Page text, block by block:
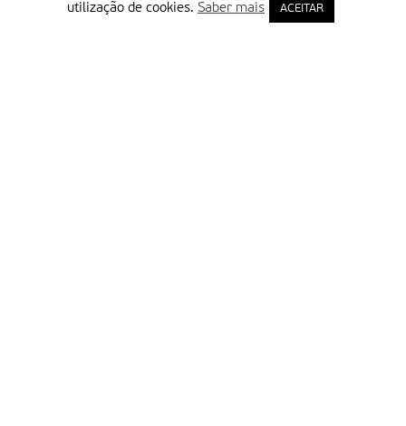
utilização de cookies. Saber mais ACEITAR